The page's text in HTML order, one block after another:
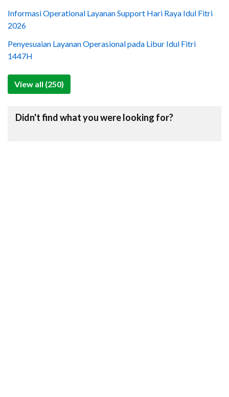
Informasi Operational Layanan Support Hari Raya Idul Fitri
2026
Penyesuaian Layanan Operasional pada Libur Idul Fitri
1447H
View all (250)
Didn't find what you were looking for?